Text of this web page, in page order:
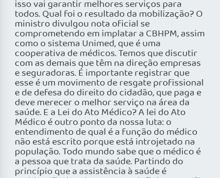
isso vai garantir melhores serviços para
todos. Qual foi o resultado da mobilização? O
ministro divulgou nota oficial se
comprometendo em implatar a CBHPM, assim
como o sistema Unimed, que é uma
cooperativa de médicos. Temos que discutir
com as demais que têm na direção empresas
e seguradoras. É importante registrar que
esse é um movimento de resgate profissional
e de defesa do direito do cidadão, que paga e
deve merecer o melhor serviço na área da
saúde. E a Lei do Ato Médico? A lei do Ato
Médico é outro ponto da nossa luta: o
entendimento de qual é a função do médico
não está escrito porque está introjetado na
população. Todo mundo sabe que o médico é
a pessoa que trata da saúde. Partindo do
princípio que a assistência à saúde é